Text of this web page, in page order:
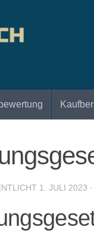
1. JULI 2023